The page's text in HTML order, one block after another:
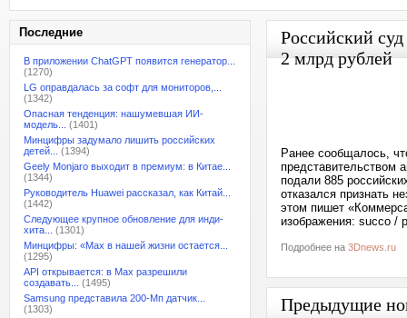
Последние
В приложении ChatGPT появится генератор...
(1270)
LG оправдалась за софт для мониторов,...
(1342)
Опасная тенденция: нашумевшая ИИ-
модель...
(1401)
Минцифры задумало лишить российских
детей...
(1394)
Geely Monjaro выходит в премиум: в Китае...
(1344)
Руководитель Huawei рассказал, как Китай...
(1442)
Следующее крупное обновление для инди-
хита...
(1301)
Минцифры: «Max в нашей жизни остается...
(1295)
API открывается: в Max разрешили
создавать...
(1495)
Samsung представила 200-Мп датчик...
(1303)
Российский
2 млрд рублей
Ранее сообщалось,
представительством
подали 885
отказался признать
этом пишет
изображения: succo /
Подробнее на 3Dnews.ru
Предыдущие